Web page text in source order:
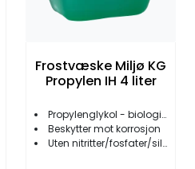
Frostvæske Miljø KG
Propylen IH 4 liter
Propylenglykol - biologisk nedbrytbar
Beskytter mot korrosjon
Uten nitritter/fosfater/silikater/borater